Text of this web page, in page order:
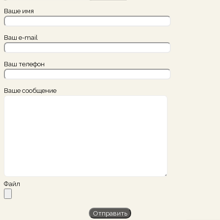
Ваше имя
Ваш e-mail
Ваш телефон
Ваше сообщение
Файл